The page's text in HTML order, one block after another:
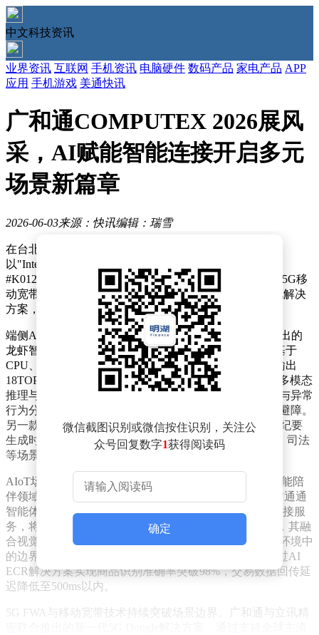
中文科技资讯
业界资讯 互联网 手机资讯 电脑硬件 数码产品 家电产品 APP
应用 手机游戏 美通快讯
广和通COMPUTEX 2026展风
采，AI赋能智能连接开启多元
场景新篇章
2026-06-03来源：快讯编辑：瑞雪
在台北国际电脑展（COMPUTEX）的舞台上，广和通
以"Intelligent Connectivity Powered by AI"为主题，在1馆
#K0122展位呈现了一场科技盛宴。这场展览不仅展示了5G移
动宽带与FWA技术的突破，更通过端侧AI与AIoT场景化解决
方案，勾勒出智能连接时代的全新图景。
端侧AI的崛起正在重塑智能设备的交互逻辑。广和通推出的
龙虾智算盒（Fibocom ClawBox）成为展会焦点，这款基于
CPU、GPU与NPU异构架构的设备，在5W功耗下即可输出
18TOPS@INT8算力。其原生适配的OpenClaw框架支持多模态
推理与本地化执行，在安防监控场景中可实现人脸识别与异常
行为分析，在工业机器人领域则能完成路径规划与自主避障。
另一款AI会议机解决方案通过端侧语音大模型，将会议纪要
生成时间压缩85%，同时以"数据不出域"架构确保金融、司法
等场景的信息安全。
AIoT场景的落地实践展现出技术融合的商业价值。在智能陪
伴领域，广和通提供的端云一体化方案已助力南通文旅"通通
智能体"等IP快速落地，通过MagiCore机芯盒与全球化连接服
务，将开发周期缩短40%。针对户外场景的智能割草机，其融
合视觉感知与RTK高精度定位技术，成功解决复杂庭院环境中
的边界识别难题，使量产效率提升30%。零售行业则通过AI
ECR解决方案实现商品识别准确率突破98%，交易数据回传延
迟降低至500ms以内。
5G FWA与移动宽带技术持续突破场景边界。广和通与立讯精
微信截图识别或微信按住识别，关注公
众号回复数字1获得阅读码
确定